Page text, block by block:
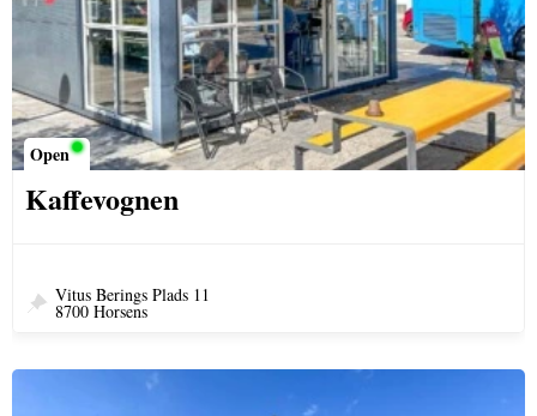
Open
Kaffevognen
Vitus Berings Plads 11
8700 Horsens